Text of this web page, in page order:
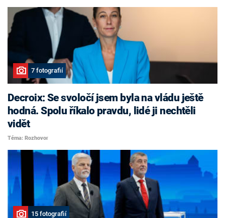
7 fotografií
Decroix: Se svoločí jsem byla na vládu ještě
hodná. Spolu říkalo pravdu, lidé ji nechtěli
vidět
Téma: Rozhovor
15 fotografií